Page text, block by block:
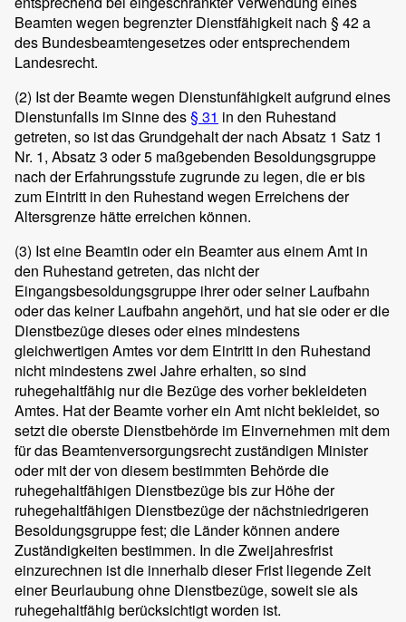
Beamten wegen begrenzter Dienstfähigkeit nach § 42 a
des Bundesbeamtengesetzes oder entsprechendem
Landesrecht.
(2) Ist der Beamte wegen Dienstunfähigkeit aufgrund eines
Dienstunfalls im Sinne des§ 31 in den Ruhestand
getreten, so ist das Grundgehalt der nach Absatz 1 Satz 1
Nr. 1, Absatz 3 oder 5 maßgebenden Besoldungsgruppe
nach der Erfahrungsstufe zugrunde zu legen, die er bis
zum Eintritt in den Ruhestand wegen Erreichens der
Altersgrenze hätte erreichen können.
(3) Ist eine Beamtin oder ein Beamter aus einem Amt in
den Ruhestand getreten, das nicht der
Eingangsbesoldungsgruppe ihrer oder seiner Laufbahn
oder das keiner Laufbahn angehört, und hat sie oder er die
Dienstbezüge dieses oder eines mindestens
gleichwertigen Amtes vor dem Eintritt in den Ruhestand
nicht mindestens zwei Jahre erhalten, so sind
ruhegehaltfähig nur die Bezüge des vorher bekleideten
Amtes. Hat der Beamte vorher ein Amt nicht bekleidet, so
setzt die oberste Dienstbehörde im Einvernehmen mit dem
für das Beamtenversorgungsrecht zuständigen Minister
oder mit der von diesem bestimmten Behörde die
ruhegehaltfähigen Dienstbezüge bis zur Höhe der
ruhegehaltfähigen Dienstbezüge der nächstniedrigeren
Besoldungsgruppe fest; die Länder können andere
Zuständigkeiten bestimmen. In die Zweijahresfrist
einzurechnen ist die innerhalb dieser Frist liegende Zeit
einer Beurlaubung ohne Dienstbezüge, soweit sie als
ruhegehaltfähig berücksichtigt worden ist.